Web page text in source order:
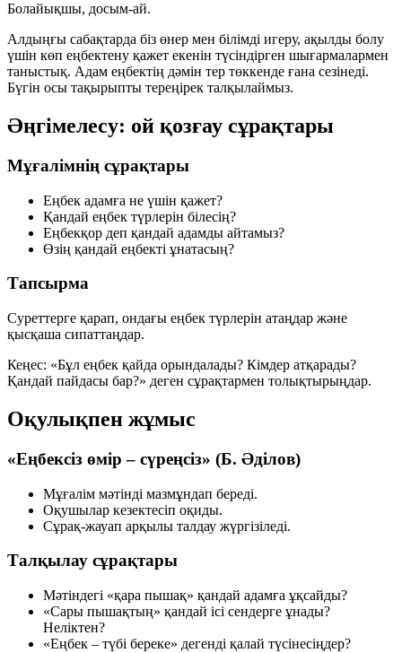
Болайықшы, досым-ай.
Алдыңғы сабақтарда біз өнер мен білімді игеру, ақылды болу
үшін көп еңбектену қажет екенін түсіндірген шығармалармен
таныстық. Адам еңбектің дәмін тер төккенде ғана сезінеді.
Бүгін осы тақырыпты тереңірек талқылаймыз.
Әңгімелесу: ой қозғау сұрақтары
Мұғалімнің сұрақтары
Еңбек адамға не үшін қажет?
Қандай еңбек түрлерін білесің?
Еңбекқор деп қандай адамды айтамыз?
Өзің қандай еңбекті ұнатасың?
Тапсырма
Суреттерге қарап, ондағы еңбек түрлерін атаңдар және
қысқаша сипаттаңдар.
Кеңес: «Бұл еңбек қайда орындалады? Кімдер атқарады?
Қандай пайдасы бар?» деген сұрақтармен толықтырыңдар.
Оқулықпен жұмыс
«Еңбексіз өмір – сүреңсіз» (Б. Әділов)
Мұғалім мәтінді мазмұндап береді.
Оқушылар кезектесіп оқиды.
Сұрақ-жауап арқылы талдау жүргізіледі.
Талқылау сұрақтары
Мәтіндегі «қара пышақ» қандай адамға ұқсайды?
«Сары пышақтың» қандай ісі сендерге ұнады?
Неліктен?
«Еңбек – түбі береке» дегенді қалай түсінесіңдер?